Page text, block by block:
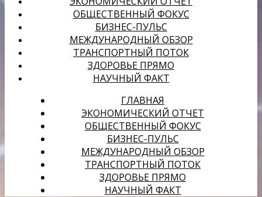
ОБЩЕСТВЕННЫЙ ФОКУС
БИЗНЕС-ПУЛЬС
МЕЖДУНАРОДНЫЙ ОБЗОР
ТРАНСПОРТНЫЙ ПОТОК
ЗДОРОВЬЕ ПРЯМО
НАУЧНЫЙ ФАКТ
ГЛАВНАЯ
ЭКОНОМИЧЕСКИЙ ОТЧЕТ
ОБЩЕСТВЕННЫЙ ФОКУС
БИЗНЕС-ПУЛЬС
МЕЖДУНАРОДНЫЙ ОБЗОР
ТРАНСПОРТНЫЙ ПОТОК
ЗДОРОВЬЕ ПРЯМО
НАУЧНЫЙ ФАКТ